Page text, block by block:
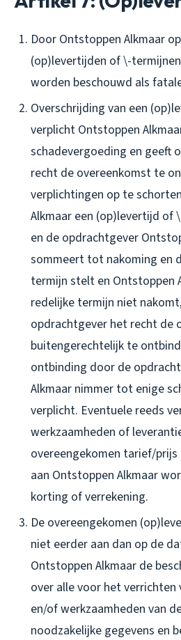
Door Ontstoppen Alkmaar
(op)levertijden of \-
worden beschouwd als
Overschrijding van een
verplicht Ontstoppen
schadevergoeding en geeft
recht de overeenkomst te
verplichtingen op te
Alkmaar een (op)levertijd
en de opdrachtgever
sommeert tot nakoming en
termijn stelt en Ontstoppen
redelijke termijn niet
opdrachtgever het recht de
buitengerechtelijk te
ontbinding door de
Alkmaar nimmer tot enige
verplicht. Eventuele reeds
werkzaamheden of
overeengekomen tarief/
aan Ontstoppen Alkmaar
korting of verrekening.
De overeengekomen
niet eerder aan dan op de
Ontstoppen Alkmaar de
over alle voor het verrichten
en/of werkzaamheden van
noodzakelijke gegevens en